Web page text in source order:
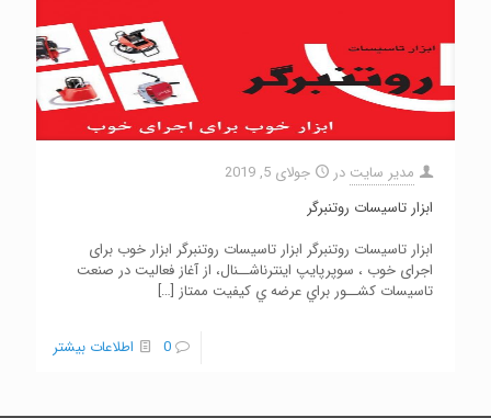
مدیر سایت در
جولای 5, 2019
ابزار تاسیسات روتنبرگر
ابزار تاسیسات روتنبرگر ابزار تاسیسات روتنبرگر ابزار خوب برای
اجرای خوب ، سوپرپایپ اینترناشــنال، از آغاز فعالیت در صنعت
تاسیسات کشــور براي عرضه ي کیفیت ممتاز […]
0 اطلاعات بیشتر